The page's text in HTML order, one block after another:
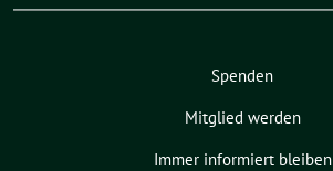
Spenden
Mitglied werden
Immer informiert bleiben